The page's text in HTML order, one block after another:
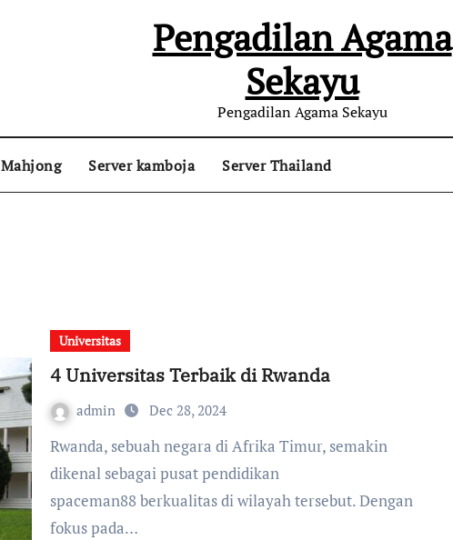
Pengadilan Agama
Sekayu
Pengadilan Agama Sekayu
Mahjong Server kamboja Server Thailand
Universitas
4 Universitas Terbaik di Rwanda
admin Dec 28, 2024
Rwanda, sebuah negara di Afrika Timur, semakin
dikenal sebagai pusat pendidikan
spaceman88 berkualitas di wilayah tersebut. Dengan
fokus pada…